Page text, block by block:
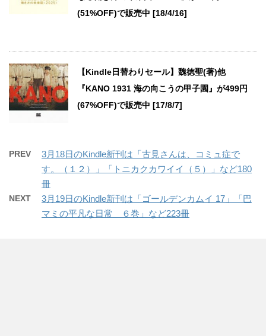
(51%OFF)で販売中 [18/4/16]
【Kindle日替わりセール】魏徳聖(著)他
『KANO 1931 海の向こうの甲子園』が499円
(67%OFF)で販売中 [17/8/7]
PREV
3月18日のKindle新刊は「古見さんは、コミュ症で
す。（１２）」「トニカクカワイイ（５）」など180
冊
NEXT
3月19日のKindle新刊は「ゴールデンカムイ 17」「巴
マミの平凡な日常 ６巻」など223冊